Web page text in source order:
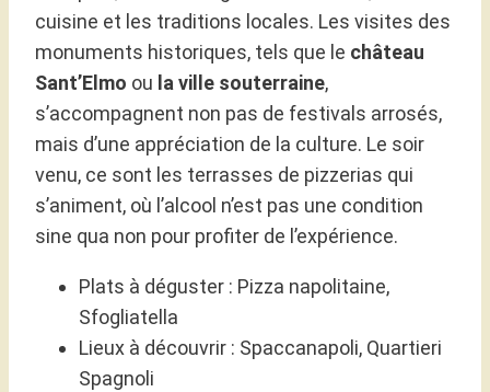
cuisine et les traditions locales. Les visites des
monuments historiques, tels que le château
Sant’Elmo ou la ville souterraine,
s’accompagnent non pas de festivals arrosés,
mais d’une appréciation de la culture. Le soir
venu, ce sont les terrasses de pizzerias qui
s’animent, où l’alcool n’est pas une condition
sine qua non pour profiter de l’expérience.
Plats à déguster : Pizza napolitaine,
Sfogliatella
Lieux à découvrir : Spaccanapoli, Quartieri
Spagnoli